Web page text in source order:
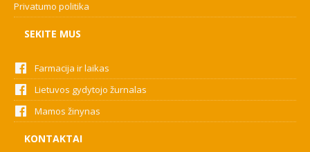
Privatumo politika
SEKITE MUS
Farmacija ir laikas
Lietuvos gydytojo žurnalas
Mamos žinynas
KONTAKTAI